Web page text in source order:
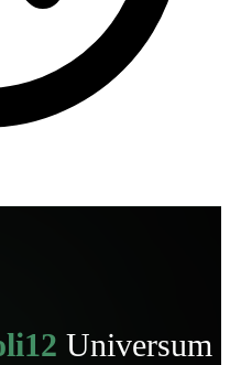
Universum